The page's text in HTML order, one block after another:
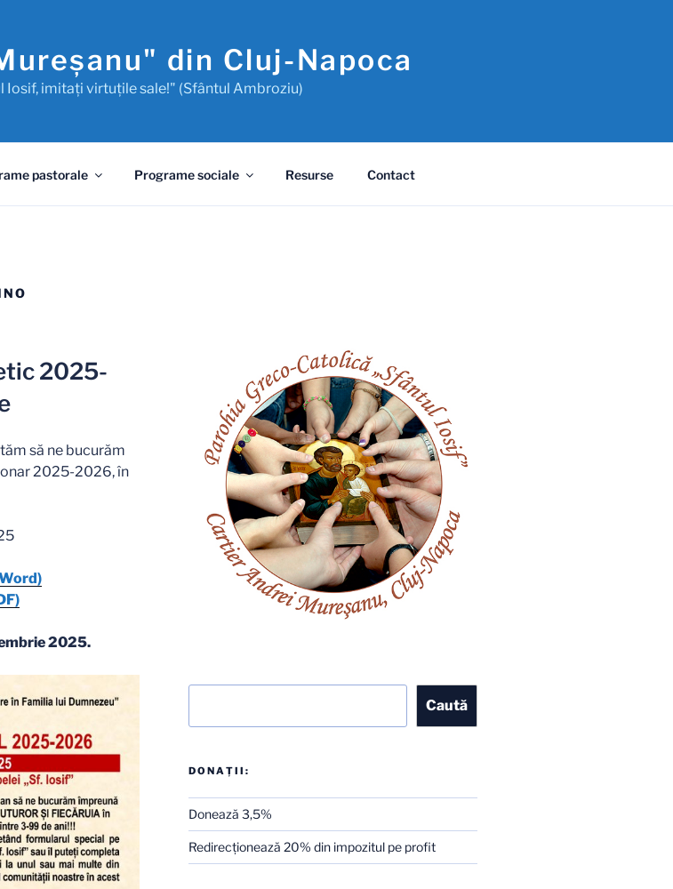
din Cluj-Napoca
Iosif, imitaţi virtuţile sale!" (Sfântul Ambroziu)
pastorale Programe sociale Resurse Contact
2025-
să ne bucurăm
2025-2026, în
2025.
Caută
DONAȚII:
Donează 3,5%
Redirecţionează 20% din impozitul pe profit